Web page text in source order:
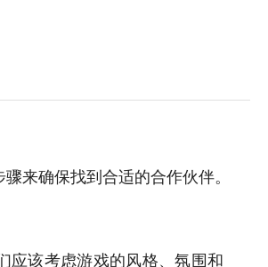
来确保找到合适的合作伙伴。
应该考虑游戏的风格、氛围和